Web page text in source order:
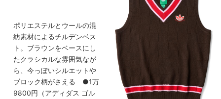
ポリエステルとウールの混
紡素材によるチルデンベス
ト。ブラウンをベースにし
たクラシカルな雰囲気なが
ら、今っぽいシルエットや
ブロック柄がさえる ●1万
9800円（アディダス ゴル